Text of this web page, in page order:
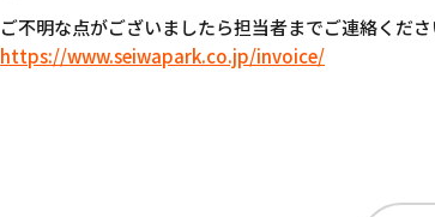
ご不明な点がございましたら担当者までご連絡くださ
https://www.seiwapark.co.jp/invoice/